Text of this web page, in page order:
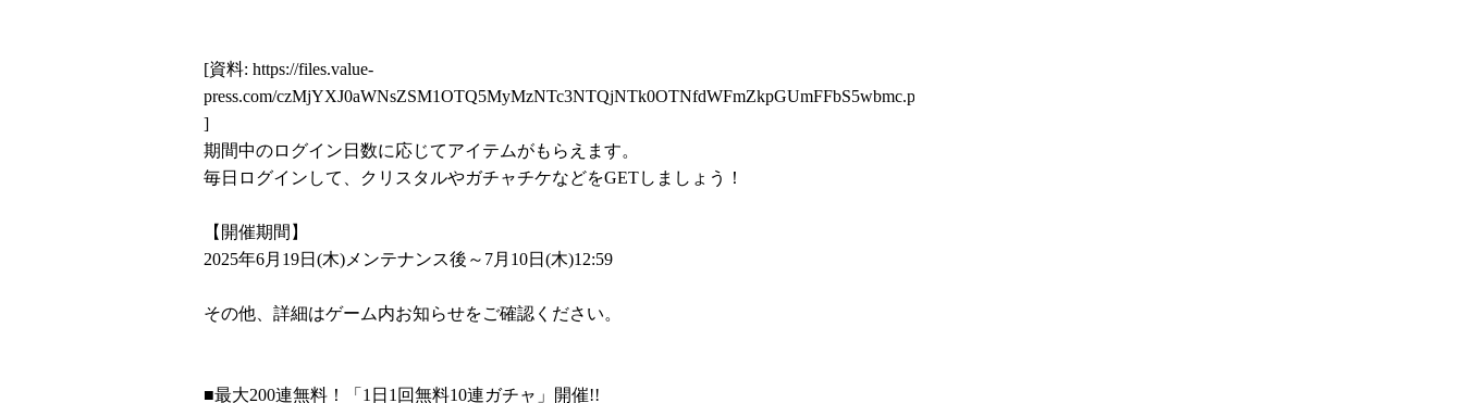
[資料: https://files.value-
press.com/czMjYXJ0aWNsZSM1OTQ5MyMzNTc3NTQjNTk0OTNfdWFmZkpGUmFFbS5wbmc.png
]
期間中のログイン日数に応じてアイテムがもらえます。
毎日ログインして、クリスタルやガチャチケなどをGETしましょう！
【開催期間】
2025年6月19日(木)メンテナンス後～7月10日(木)12:59
その他、詳細はゲーム内お知らせをご確認ください。
■最大200連無料！「1日1回無料10連ガチャ」開催!!